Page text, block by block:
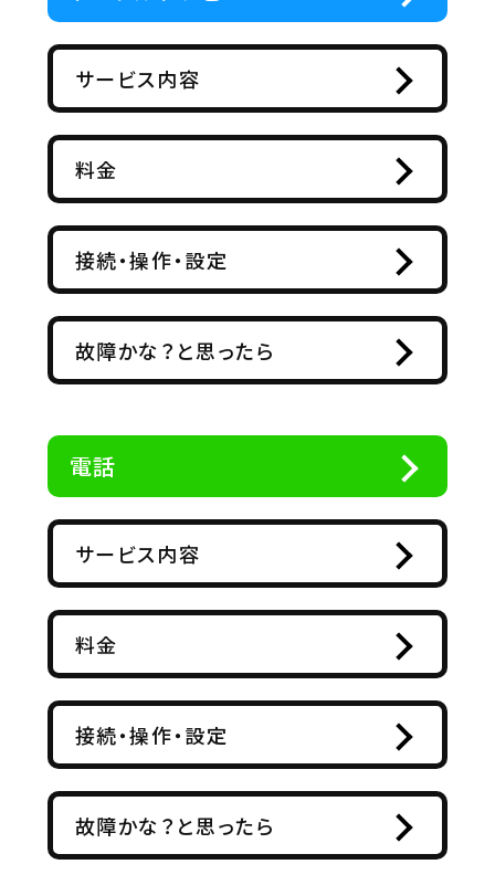
サービス内容
料金
接続・操作・設定
故障かな？と思ったら
電話
サービス内容
料金
接続・操作・設定
故障かな？と思ったら